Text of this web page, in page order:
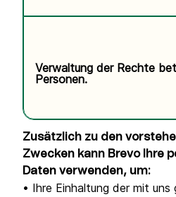
Verwaltung der Rechte
Personen.
Zusätzlich zu den
Zwecken kann Brevo Ihre
Daten verwenden, um:
• Ihre Einhaltung der mit uns